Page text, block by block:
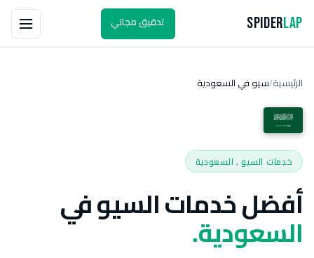
SpiderLap تدقيق مجاني
الرئيسية/سيو في السعودية
خدمات السيو , السعودية
أفضل خدمات السيو في
السعودية.